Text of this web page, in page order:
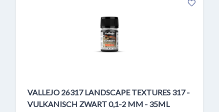
VALLEJO 26317 LANDSCAPE TEXTURES 317 -
VULKANISCH ZWART 0,1-2 MM - 35ML